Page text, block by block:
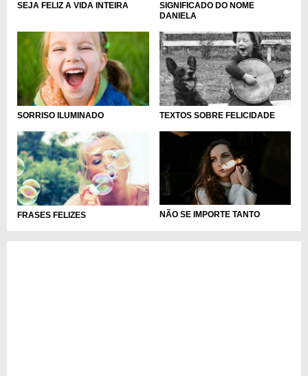
SEJA FELIZ A VIDA INTEIRA
SIGNIFICADO DO NOME
DANIELA
SORRISO ILUMINADO TEXTOS SOBRE FELICIDADE
FRASES FELIZES NÃO SE IMPORTE TANTO